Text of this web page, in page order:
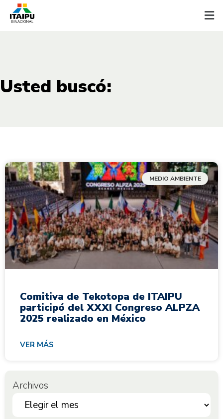
Usted buscó:
MEDIO AMBIENTE
Comitiva de Tekotopa de ITAIPU
participó del XXXI Congreso ALPZA
2025 realizado en México
VER MÁS
Archivos